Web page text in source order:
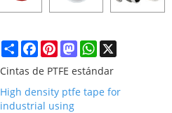
ShareFacebook
PinterestMastodonWhatsApp
X
Cintas de PTFE estándar
High density ptfe tape for
industrial using